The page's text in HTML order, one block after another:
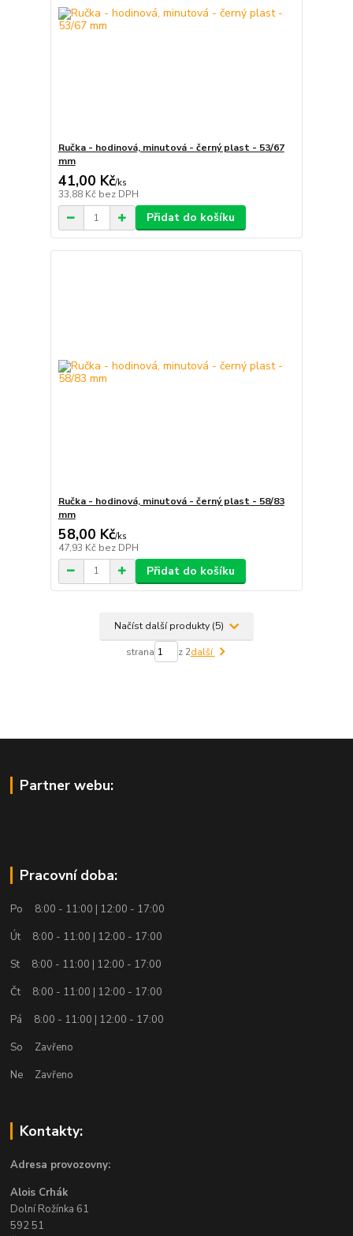
Ručka - hodinová, minutová - černý plast - 53/67
mm
41,00 Kč/ks
33,88 Kč bez DPH
Přidat do košíku
Ručka - hodinová, minutová - černý plast - 58/83
mm
58,00 Kč/ks
47,93 Kč bez DPH
Přidat do košíku
Načíst další produkty (5)
strana z 2další
Partner webu:
Pracovní doba:
Po 8:00 - 11:00 | 12:00 - 17:00
Út 8:00 - 11:00 | 12:00 - 17:00
St 8:00 - 11:00 | 12:00 - 17:00
Čt 8:00 - 11:00 | 12:00 - 17:00
Pá 8:00 - 11:00 | 12:00 - 17:00
So Zavřeno
Ne Zavřeno
Kontakty:
Adresa provozovny:
Alois Crhák
Dolní Rožínka 61
592 51